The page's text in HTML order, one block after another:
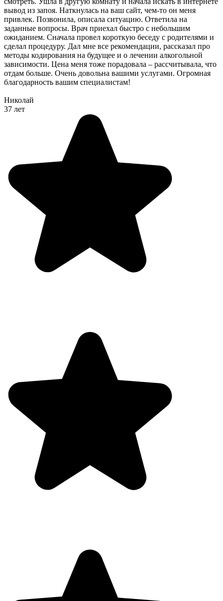
вывод из запоя. Наткнулась на ваш сайт, чем-то он меня
привлек. Позвонила, описала ситуацию. Ответила на
заданные вопросы. Врач приехал быстро с небольшим
ожиданием. Сначала провел короткую беседу с родителями и
сделал процедуру. Дал мне все рекомендации, рассказал про
методы кодирования на будущее и о лечении алкогольной
зависимости. Цена меня тоже порадовала – рассчитывала, что
отдам больше. Очень довольна вашими услугами. Огромная
благодарность вашим специалистам!
Николай
37 лет